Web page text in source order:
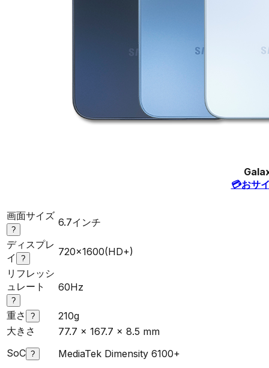
💳おサ
画面サイズ
?
6.7インチ
ディスプレ
イ
?
720x1600(HD+)
リフレッシ
ュレート
?
60Hz
重さ ?
210g
大きさ
77.7 x 167.7 x 8.5 mm
SoC ?
MediaTek Dimensity 6100+